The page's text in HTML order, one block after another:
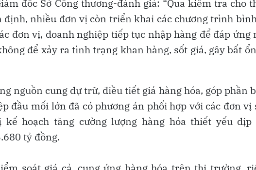
đốc Sở Công thương-đánh giá: “Qua kiểm tra cho
định, nhiều đơn vị còn triển khai các chương trình
đơn vị, doanh nghiệp tiếp tục nhập hàng để đáp ứng
để xảy ra tình trạng khan hàng, sốt giá, gây bất
nguồn cung dự trữ, điều tiết giá hàng hóa, góp phần
đầu mối lớn đã có phương án phối hợp với các đơn vị
hoạch tăng cường lượng hàng hóa thiết yếu dịp
tỷ đồng.